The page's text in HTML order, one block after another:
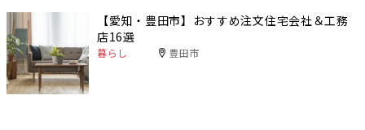
【愛知・豊田市】おすすめ注文住宅会社＆工務
店16選
暮らし 豊田市